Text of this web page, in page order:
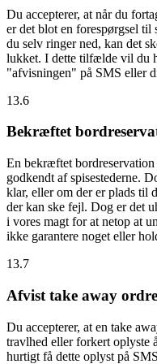
Du accepterer, at når du
er det blot en forespørgsel til
du selv ringer ned, kan det
lukket. I dette tilfælde vil du
"afvisningen" på SMS eller
13.6
Bekræftet
En bekræftet
godkendt af spisestederne.
klar, eller om der er plads til
der kan ske fejl. Dog er det
i vores magt for at netop at
ikke garantere noget eller
13.7
Afvist take away
Du accepterer, at en take
travlhed eller forkert oplyste
hurtigt få dette oplyst på